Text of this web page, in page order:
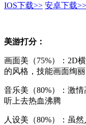
IOS下载>> 安卓下载>>
美游打分：
画面美（75%）：2D
的风格，技能画面绚丽
音乐美（80%）：激
听上去热血沸腾
人设美（80%）：虽